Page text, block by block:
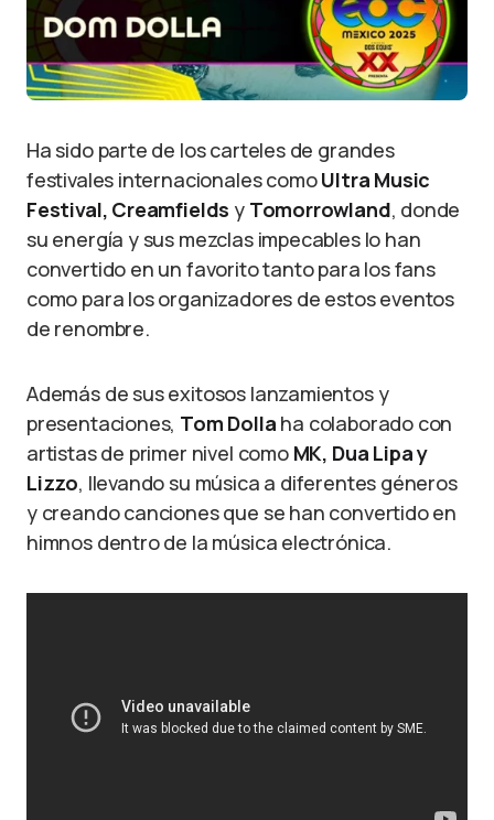
Ha sido parte de los carteles de grandes
festivales internacionales comoUltra Music
Festival, Creamfields yTomorrowland, donde
su energía y sus mezclas impecables lo han
convertido en un favorito tanto para los fans
como para los organizadores de estos eventos
de renombre.
Además de sus exitosos lanzamientos y
presentaciones, Tom Dolla ha colaborado con
artistas de primer nivel como MK, Dua Lipa y
Lizzo, llevando su música a diferentes géneros
y creando canciones que se han convertido en
himnos dentro de la música electrónica.